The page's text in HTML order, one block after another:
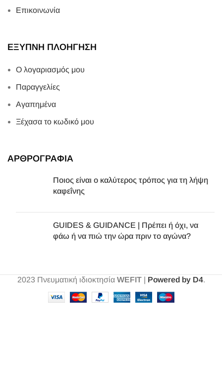
Επικοινωνία
ΕΞΥΠΝΗ ΠΛΟΗΓΗΣΗ
Ο λογαριασμός μου
Παραγγελίες
Αγαπημένα
Ξέχασα το κωδικό μου
ΑΡΘΡΟΓΡΑΦΙΑ
Ποιος είναι ο καλύτερος τρόπος για τη λήψη
καφεΐνης
GUIDES & GUIDANCE | Πρέπει ή όχι, να
φάω ή να πιώ την ώρα πριν το αγώνα?
2023 Πνευματική ιδιοκτησία WEFIT| Powered by D4.